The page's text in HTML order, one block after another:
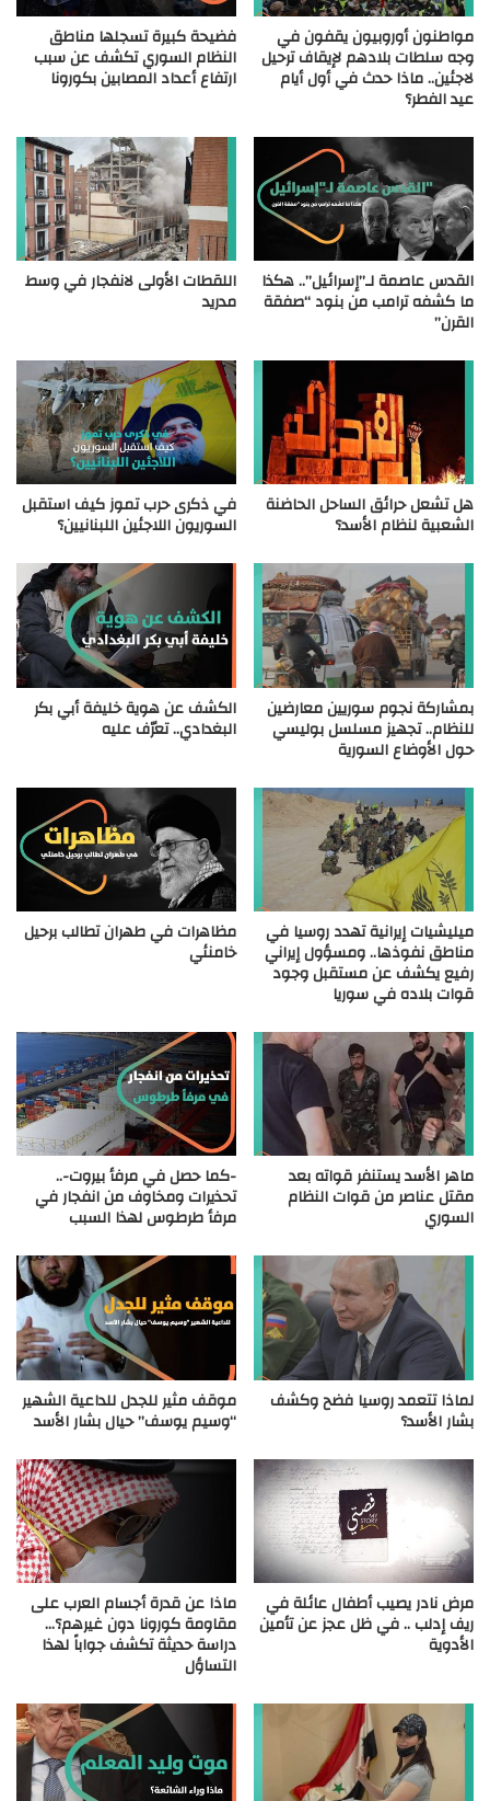
مواطنون أوروبيون يقفون في
وجه سلطات بلادهم لإيقاف ترحيل
لاجئين.. ماذا حدث في أول أيام
عيد الفطر؟
فضيحة كبيرة تسجلها مناطق
النظام السوري تكشف عن سبب
ارتفاع أعداد المصابين بكورونا
القدس عاصمة لـ”إسرائيل”.. هكذا
ما كشفه ترامب من بنود “صفقة
القرن”
‏اللقطات الأولى لانفجار في وسط
مدريد
هل تشعل حرائق الساحل الحاضنة
الشعبية لنظام الأسد؟
في ذكرى حرب تموز كيف استقبل
السوريون اللاجئين اللبنانيين؟
بمشاركة نجوم سوريين معارضين
للنظام.. تجهيز مسلسل بوليسي
حول الأوضاع السورية
الكشف عن هوية خليفة أبي بكر
البغدادي.. تعرّف عليه
ميليشيات إيرانية تهدد روسيا في
مناطق نفوذها.. ومسؤول إيراني
رفيع يكشف عن مستقبل وجود
قوات بلاده في سوريا
مظاهرات في طهران تطالب برحيل
خامنئي
ماهر الأسد يستنفر قواته بعد
مقتل عناصر من قوات النظام
السوري
-كما حصل في مرفأ بيروت-..
تحذيرات ومخاوف من انفجار في
مرفأ طرطوس لهذا السبب
لماذا تتعمد روسيا فضح وكشف
بشار الأسد؟
موقف مثير للجدل للداعية الشهير
“وسيم يوسف” حيال بشار الأسد
مرض نادر يصيب أطفال عائلة في
ريف إدلب .. في ظل عجز عن تأمين
الأدوية
ماذا عن قدرة أجسام العرب على
مقاومة كورونا دون غيرهم؟…
دراسة حديثة تكشف جواباً لهذا
التساؤل